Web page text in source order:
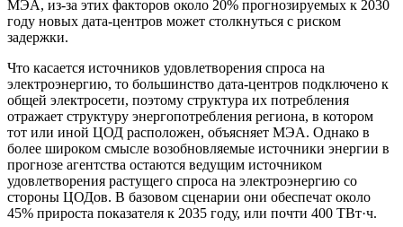
МЭА, из-за этих факторов около 20% прогнозируемых к 2030
году новых дата-центров может столкнуться с риском
задержки.
Что касается источников удовлетворения спроса на
электроэнергию, то большинство дата-центров подключено к
общей электросети, поэтому структура их потребления
отражает структуру энергопотребления региона, в котором
тот или иной ЦОД расположен, объясняет МЭА. Однако в
более широком смысле возобновляемые источники энергии в
прогнозе агентства остаются ведущим источником
удовлетворения растущего спроса на электроэнергию со
стороны ЦОДов. В базовом сценарии они обеспечат около
45% прироста показателя к 2035 году, или почти 400 ТВт·ч.